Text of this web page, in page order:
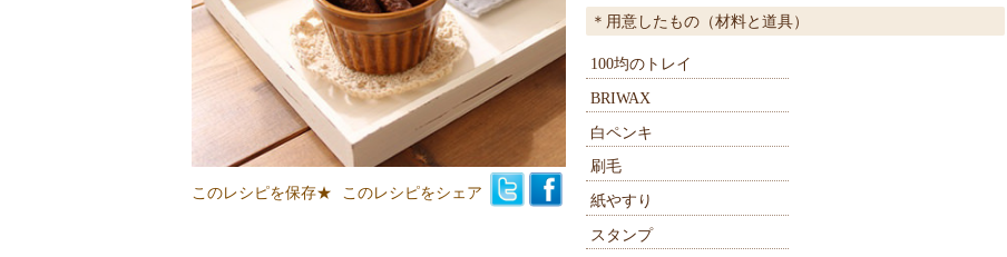
このレシピを保存★ このレシピをシェア
用意したもの（材料と道具）
100均のトレイ
BRIWAX
白ペンキ
刷毛
紙やすり
スタンプ